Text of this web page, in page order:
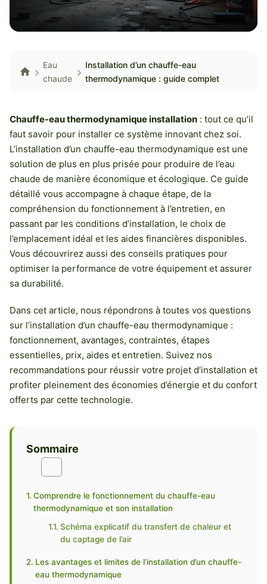
Eau
chaude
Installation d’un chauffe-eau
thermodynamique : guide complet
Chauffe-eau thermodynamique installation : tout ce qu’il
faut savoir pour installer ce système innovant chez soi.
L’installation d’un chauffe-eau thermodynamique est une
solution de plus en plus prisée pour produire de l’eau
chaude de manière économique et écologique. Ce guide
détaillé vous accompagne à chaque étape, de la
compréhension du fonctionnement à l’entretien, en
passant par les conditions d’installation, le choix de
l’emplacement idéal et les aides financières disponibles.
Vous découvrirez aussi des conseils pratiques pour
optimiser la performance de votre équipement et assurer
sa durabilité.
Dans cet article, nous répondrons à toutes vos questions
sur l’installation d’un chauffe-eau thermodynamique :
fonctionnement, avantages, contraintes, étapes
essentielles, prix, aides et entretien. Suivez nos
recommandations pour réussir votre projet d’installation et
profiter pleinement des économies d’énergie et du confort
offerts par cette technologie.
Sommaire
Comprendre le fonctionnement du chauffe-eau
thermodynamique et son installation
Schéma explicatif du transfert de chaleur et
du captage de l’air
Les avantages et limites de l’installation d’un chauffe-
eau thermodynamique